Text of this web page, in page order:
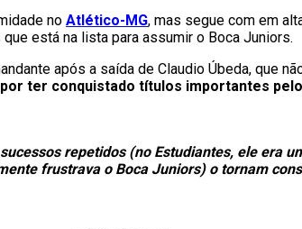
no Atlético-MG, mas segue com em
está na lista para assumir o Boca Juniors.
após a saída de Claudio Úbeda, que
ter conquistado títulos importantes
repetidos (no Estudiantes, ele era
frustrava o Boca Juniors) o tornam